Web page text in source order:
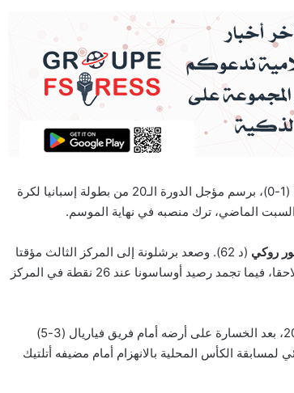
(1-0)، برسم مؤجل الدورة الـ20 من بطولة إسبانيا لكرة
السبت الماضي، ترك منصبه في نهاية الموسم.
روكي
(د 62). وصعد برشلونة إلى المركز الثالث مؤقتا
(47 نقطة) قبل مواجهة أتلتيكو مدريد، وضيفه رايو فاليكانو لاحقا، فيما تجمد رصيد أوساسونا عند 26 نقطة في المركز
وجاء إعلان تشافي مغادرة النادي، الذي بدأ بتدريبه سنة 2021، بعد الخسارة على أرضه أمام فريق فياريال (3-5)
النهائي لمسابقة الكأس المحلية بالانهزام أمام مضيفه أتلتيك